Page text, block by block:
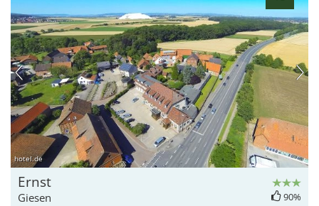
hotel.de
Ernst
Giesen 90%